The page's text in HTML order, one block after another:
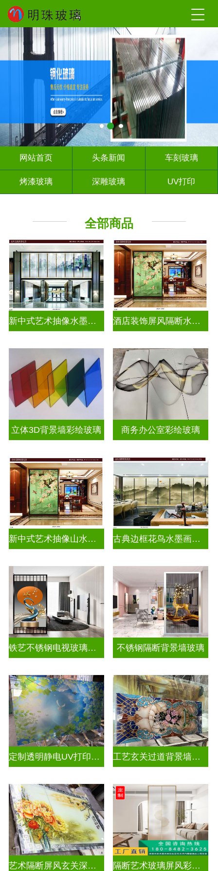
网站首页 头条新闻 车刻玻璃
烤漆玻璃 深雕玻璃 UV打印
全部商品
新中式艺术抽像水墨画玻璃 酒店装饰屏风隔断水墨山水画玻璃
立体3D背景墙彩绘玻璃 商务办公室彩绘玻璃
新中式艺术抽像山水画玻璃 古典边框花鸟水墨画玻璃
铁艺不锈钢电视玻璃背景墙 不锈钢隔断背景墙玻璃
定制透明静电UV打印加工 工艺玄关过道背景墙画uv打印玻璃
艺术隔断屏风玄关深雕双面效果 隔断艺术玻璃屏风彩绘深雕浮雕玻璃